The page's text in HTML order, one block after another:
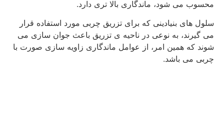
محسوب می شود، ماندگاری بالا تری دارد.
سلول های بنیادینی که برای تزریق چربی مورد استفاده قرار
می گیرند، به نوعی در ناحیه ی تزریق باعث جوان سازی می
شوند که همین امر، از عوامل ماندگاری زاویه سازی صورت با
چربی می باشد.